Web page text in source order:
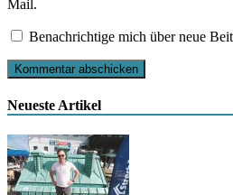
Mail.
Benachrichtige mich über neue
Neueste Artikel